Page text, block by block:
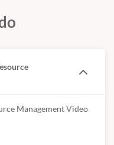
Management Video